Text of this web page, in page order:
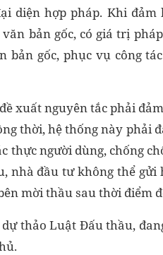
diện hợp pháp. Khi đảm
bản gốc, có giá trị
bản gốc, phục vụ công
xuất nguyên tắc phải
thời, hệ thống này phải
thực người dùng, chống
nhà đầu tư không thể gửi
mời thầu sau thời điểm
thảo Luật Đấu thầu,